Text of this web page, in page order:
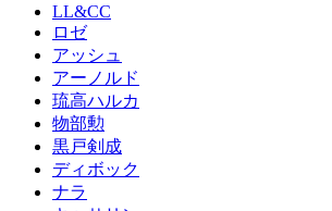
LL&CC
ロゼ
アッシュ
アーノルド
琉高ハルカ
物部勲
黒戸剣成
ディボック
ナラ